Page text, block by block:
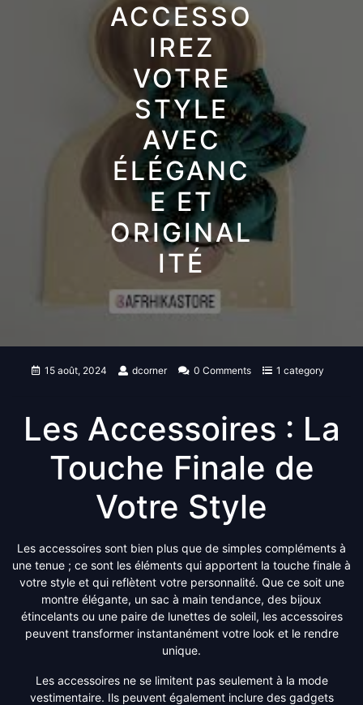
ACCESSO
IREZ
VOTRE
STYLE
AVEC
ÉLÉGANC
E ET
ORIGINAL
ITÉ
15 août, 2024 dcorner 0 Comments 1 category
Les Accessoires : La
Touche Finale de
Votre Style
Les accessoires sont bien plus que de simples compléments à
une tenue ; ce sont les éléments qui apportent la touche finale à
votre style et qui reflètent votre personnalité. Que ce soit une
montre élégante, un sac à main tendance, des bijoux
étincelants ou une paire de lunettes de soleil, les accessoires
peuvent transformer instantanément votre look et le rendre
unique.
Les accessoires ne se limitent pas seulement à la mode
vestimentaire. Ils peuvent également inclure des gadgets